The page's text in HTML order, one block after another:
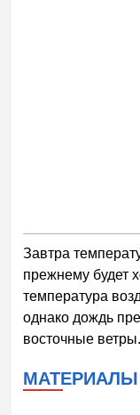
Завтра
прежнему будет
температура
однако дождь
восточные ветры.